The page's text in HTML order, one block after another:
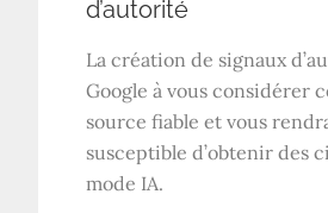
d’autorité
La création de signaux
Google à vous considérer
source fiable et vous
susceptible d’obtenir des
mode IA.